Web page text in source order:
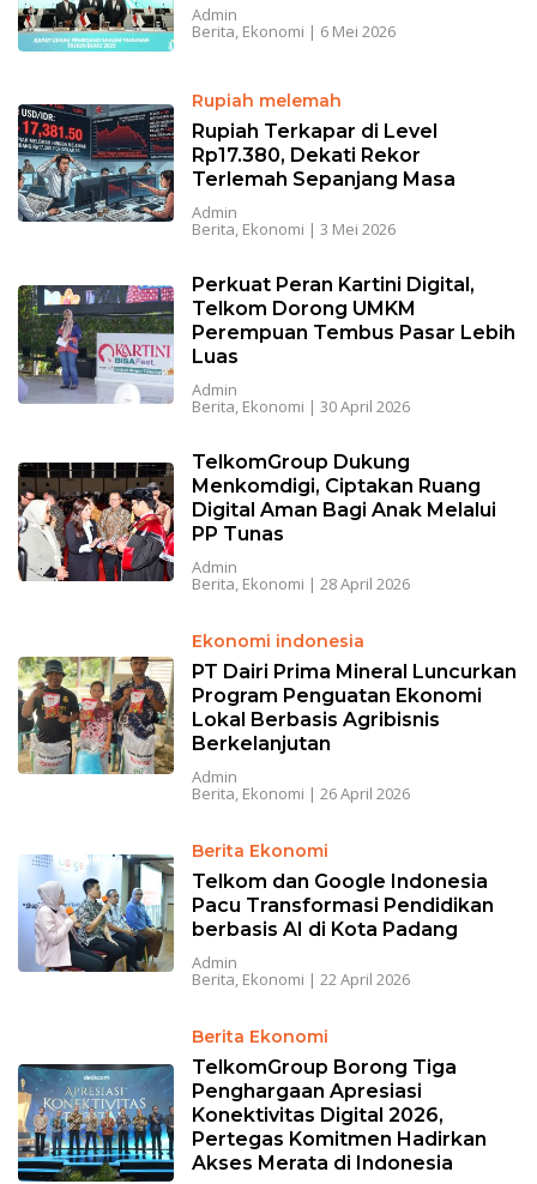
Admin
Berita, Ekonomi | 6 Mei 2026
Rupiah melemah
Rupiah Terkapar di Level
Rp17.380, Dekati Rekor
Terlemah Sepanjang Masa
Admin
Berita, Ekonomi | 3 Mei 2026
Perkuat Peran Kartini Digital,
Telkom Dorong UMKM
Perempuan Tembus Pasar Lebih
Luas
Admin
Berita, Ekonomi | 30 April 2026
TelkomGroup Dukung
Menkomdigi, Ciptakan Ruang
Digital Aman Bagi Anak Melalui
PP Tunas
Admin
Berita, Ekonomi | 28 April 2026
Ekonomi indonesia
PT Dairi Prima Mineral Luncurkan
Program Penguatan Ekonomi
Lokal Berbasis Agribisnis
Berkelanjutan
Admin
Berita, Ekonomi | 26 April 2026
Berita Ekonomi
Telkom dan Google Indonesia
Pacu Transformasi Pendidikan
berbasis AI di Kota Padang
Admin
Berita, Ekonomi | 22 April 2026
Berita Ekonomi
TelkomGroup Borong Tiga
Penghargaan Apresiasi
Konektivitas Digital 2026,
Pertegas Komitmen Hadirkan
Akses Merata di Indonesia